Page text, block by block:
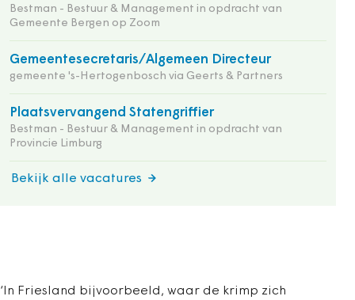
Bestman - Bestuur & Management in opdracht van
Gemeente Bergen op Zoom
Gemeentesecretaris/Algemeen Directeur
gemeente 's-Hertogenbosch via Geerts & Partners
Plaatsvervangend Statengriffier
Bestman - Bestuur & Management in opdracht van
Provincie Limburg
Bekijk alle vacatures
‘In Friesland bijvoorbeeld, waar de krimp zich